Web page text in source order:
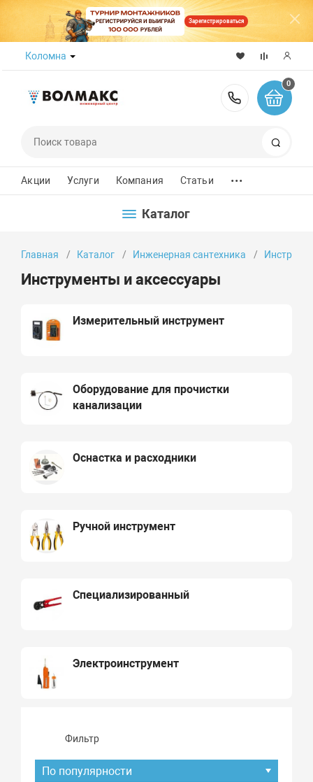
Зарегистрироваться
Коломна
8 (800)
0
Акции Услуги Компания Статьи ...
Каталог
Главная Каталог Инженерная сантехника
Инструменты и аксессуары
Измерительный инструмент
Оборудование для прочистки
канализации
Оснастка и расходники
Ручной инструмент
Специализированный
Электроинструмент
Фильтр
По популярности